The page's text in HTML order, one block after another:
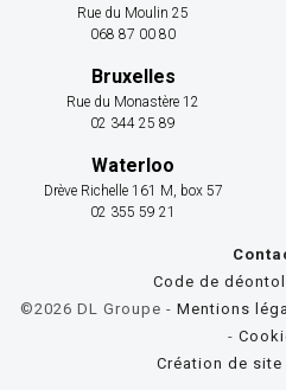
Rue du Moulin 25
068 87 00 80
Bruxelles
Rue du Monastère 12
02 344 25 89
Waterloo
Drève Richelle 161 M, box 57
02 355 59 21
Code de
©2026 DL Groupe - Mentions
-
Création de site